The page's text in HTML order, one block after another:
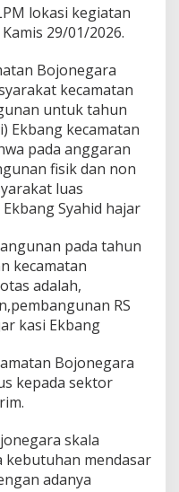
lokasi kegiatan
29/01/2026.
Bojonegara
kecamatan
untuk tahun
Ekbang kecamatan
pada anggaran
fisik dan non
luas
Syahid hajar
pada tahun
kecamatan
adalah,
RS
kasi Ekbang
Bojonegara
kepada sektor
skala
mendasar
adanya